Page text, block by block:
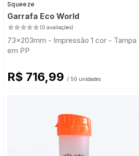
Squeeze
Garrafa Eco World
(0 avaliações)
73x203mm - Impressão 1 cor - Tampa
em PP
R$ 716,99 / 50 unidades